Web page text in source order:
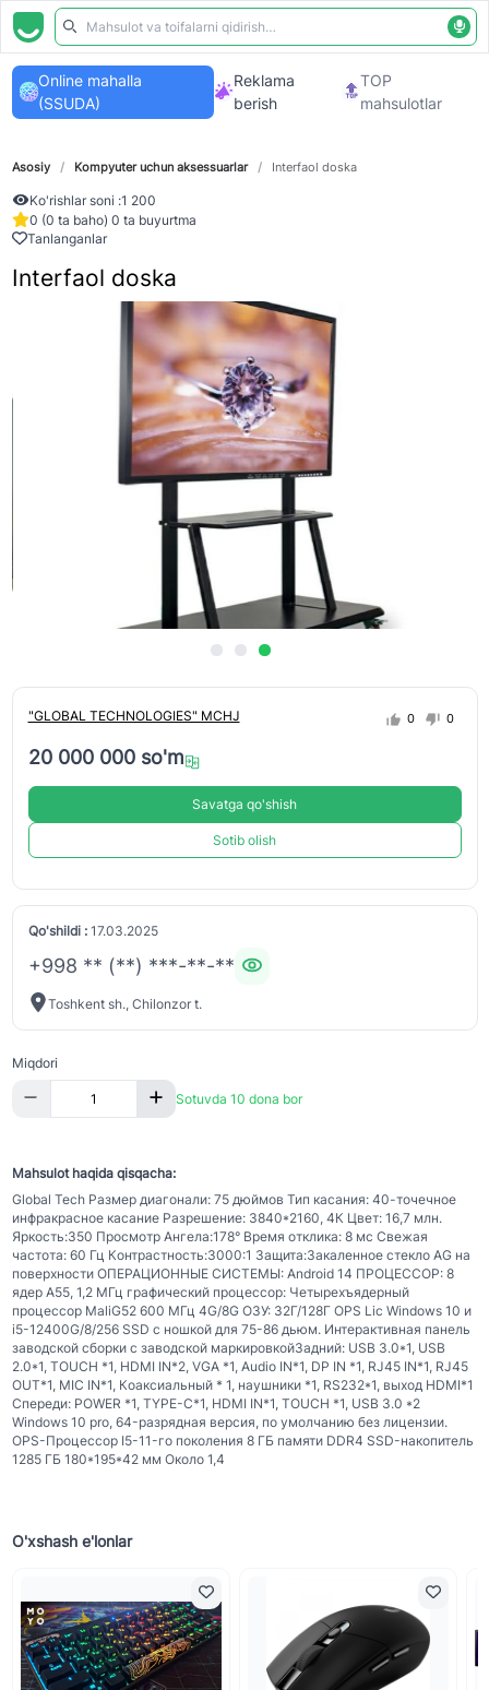
Online mahalla
(SSUDA)
Reklama
berish
TOP
mahsulotlar
Asosiy / Kompyuter uchun aksessuarlar / Interfaol doska
Ko'rishlar soni :1 200
0 (0 ta baho) 0 ta buyurtma
Tanlanganlar
Interfaol doska
"GLOBAL TECHNOLOGIES" MCHJ 0 0
20 000 000 so'm
Savatga qo'shish
Sotib olish
Qo'shildi :17.03.2025
+998 ** (**) ***-**-**
Toshkent sh., Chilonzor t.
Miqdori
Sotuvda 10 dona bor
Mahsulot haqida qisqacha:
Global Tech Размер диагонали: 75 дюймов Тип касания: 40-точечное
инфракрасное касание Разрешение: 3840*2160, 4К Цвет: 16,7 млн.
Яркость:350 Просмотр Ангела:178° Время отклика: 8 мс Свежая
частота: 60 Гц Контрастность:3000:1 Защита:Закаленное стекло AG на
поверхности ОПЕРАЦИОННЫЕ СИСТЕМЫ: Android 14 ПРОЦЕССОР: 8
ядер A55, 1,2 МГц графический процессор: Четырехъядерный
процессор MaliG52 600 МГц 4G/8G ОЗУ: 32Г/128Г OPS Lic Windows 10 и
i5-12400G/8/256 SSD с ношкой для 75-86 дьюм. Интерактивная панель
заводской сборки с заводской маркировкойЗадний: USB 3.0*1, USB
2.0*1, TOUCH *1, HDMI IN*2, VGA *1, Audio IN*1, DP IN *1, RJ45 IN*1, RJ45
OUT*1, MIC IN*1, Коаксиальный * 1, наушники *1, RS232*1, выход HDMI*1
Спереди: POWER *1, TYPE-C*1, HDMI IN*1, TOUCH *1, USB 3.0 *2
Windows 10 pro, 64-разрядная версия, по умолчанию без лицензии.
OPS-Процессор I5-11-го поколения 8 ГБ памяти DDR4 SSD-накопитель
1285 ГБ 180*195*42 мм Около 1,4
O'xshash e'lonlar